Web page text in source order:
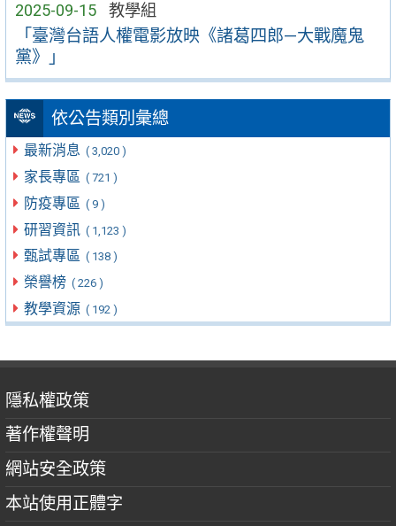
2025-09-15 教學組
「臺灣台語人權電影放映《諸葛四郎—大戰魔鬼
黨》」
依公告類別彙總
最新消息 ( 3,020 )
家長專區 ( 721 )
防疫專區 ( 9 )
研習資訊 ( 1,123 )
甄試專區 ( 138 )
榮譽榜 ( 226 )
教學資源 ( 192 )
隱私權政策
著作權聲明
網站安全政策
本站使用正體字